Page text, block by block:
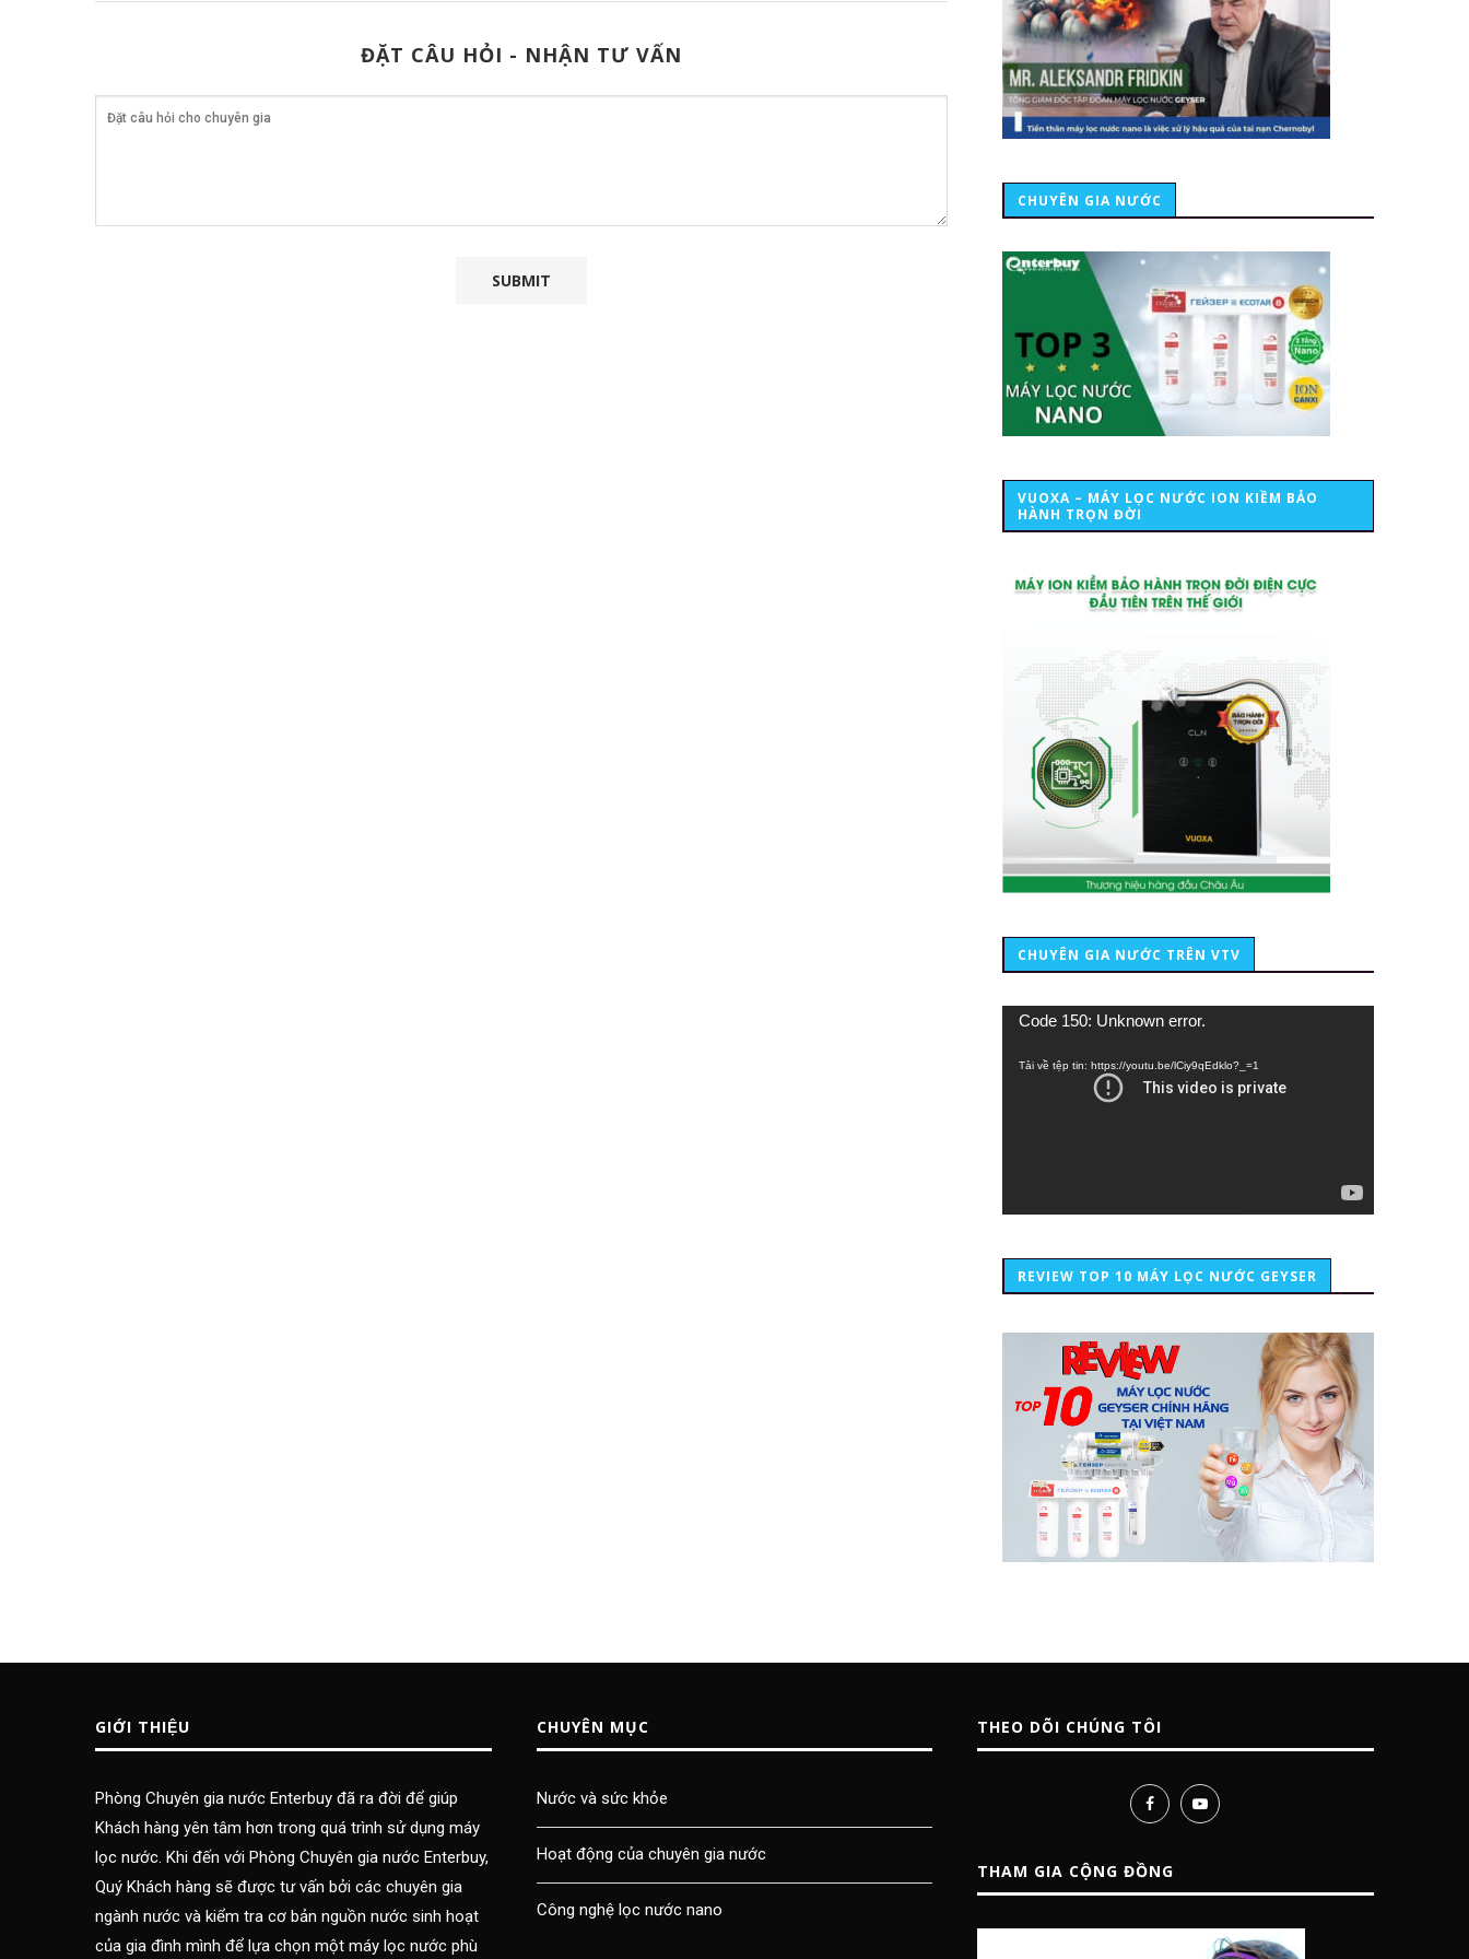
ĐẶT CÂU HỎI - NHẬN TƯ VẤN
CHUYÊN GIA NƯỚC
VUOXA – MÁY LỌC NƯỚC ION KIỀM BẢO
HÀNH TRỌN ĐỜI
CHUYÊN GIA NƯỚC TRÊN VTV
Trình
Code 150: Unknown error.
Tải về tệp tin: https://youtu.be/lCiy9qEdklo?_=1
REVIEW TOP 10 MÁY LỌC NƯỚC GEYSER
GIỚI THIỆU
Phòng Chuyên gia nước Enterbuy đã ra đời để giúp
Khách hàng yên tâm hơn trong quá trình sử dụng máy
lọc nước. Khi đến với Phòng Chuyên gia nước Enterbuy,
Quý Khách hàng sẽ được tư vấn bởi các chuyên gia
ngành nước và kiểm tra cơ bản nguồn nước sinh hoạt
của gia đình mình để lựa chọn một máy lọc nước phù
CHUYÊN MỤC
Nước và sức khỏe
Hoạt động của chuyên gia nước
Công nghệ lọc nước nano
THEO DÕI CHÚNG TÔI
THAM GIA CỘNG ĐỒNG